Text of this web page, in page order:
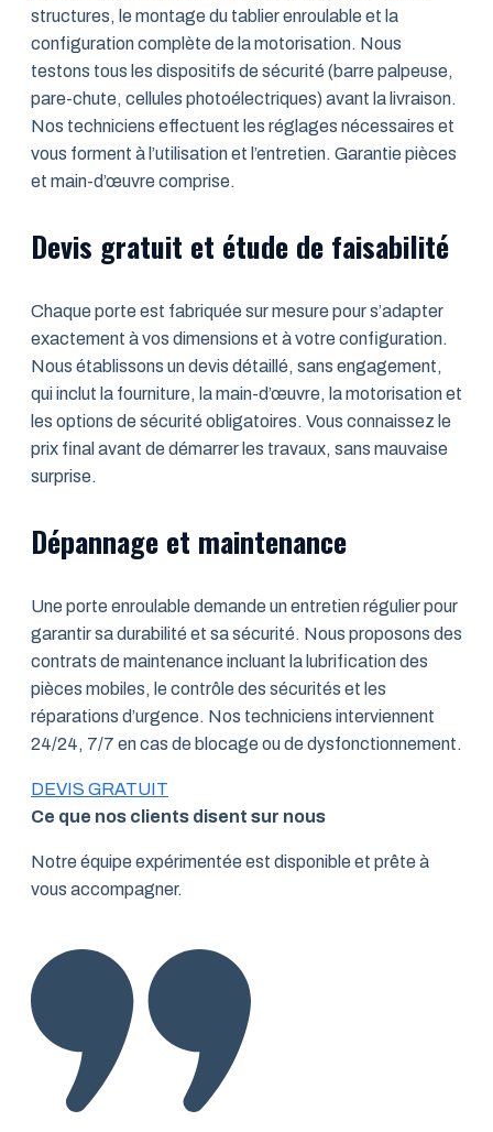
structures, le montage du tablier enroulable et la
configuration complète de la motorisation. Nous
testons tous les dispositifs de sécurité (barre palpeuse,
pare-chute, cellules photoélectriques) avant la livraison.
Nos techniciens effectuent les réglages nécessaires et
vous forment à l’utilisation et l’entretien. Garantie pièces
et main-d’œuvre comprise.
Devis gratuit et étude de faisabilité
Chaque porte est fabriquée sur mesure pour s’adapter
exactement à vos dimensions et à votre configuration.
Nous établissons un devis détaillé, sans engagement,
qui inclut la fourniture, la main-d’œuvre, la motorisation et
les options de sécurité obligatoires. Vous connaissez le
prix final avant de démarrer les travaux, sans mauvaise
surprise.
Dépannage et maintenance
Une porte enroulable demande un entretien régulier pour
garantir sa durabilité et sa sécurité. Nous proposons des
contrats de maintenance incluant la lubrification des
pièces mobiles, le contrôle des sécurités et les
réparations d’urgence. Nos techniciens interviennent
24/24, 7/7 en cas de blocage ou de dysfonctionnement.
DEVIS GRATUIT
Ce que nos clients disent sur nous
Notre équipe expérimentée est disponible et prête à
vous accompagner.